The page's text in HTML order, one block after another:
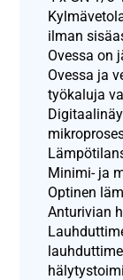
ilman
Ovessa on
Ovessa ja
työkaluja
Minimi- ja
Optinen
Anturivian